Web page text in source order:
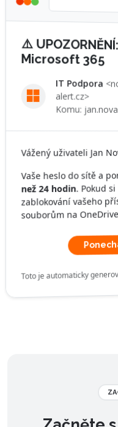
⚠️
Microsoft 365
IT Podpora
alert.cz>
Komu:
Vážený uživateli Jan
Vaše heslo do sítě a
než 24 hodin. Pokud
zablokování vašeho
souborům na
Toto je automaticky